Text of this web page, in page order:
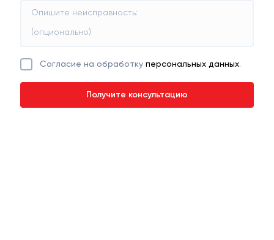
Согласие на обработку персональных данных.